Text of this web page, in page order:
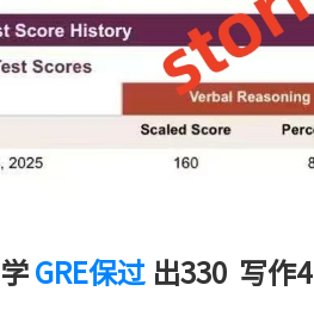
GRE保过 出330 写作